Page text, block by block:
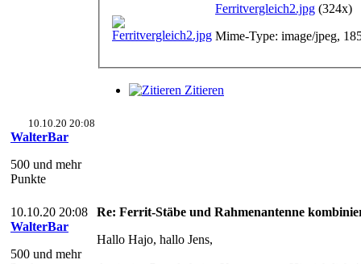
Ferritvergleich2.jpg (324x)
Mime-Type: image/jpeg,
Zitieren
10.10.20 20:08
WalterBar
500 und mehr
Punkte
10.10.20 20:08
WalterBar
500 und mehr
Re: Ferrit-Stäbe und Rahmenantenne
Hallo Hajo, hallo Jens,